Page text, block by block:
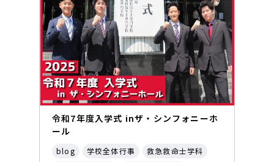
令和7年度入学式 inザ・シンフォニーホ
ール
blog 学校全体行事
救急救命士学科